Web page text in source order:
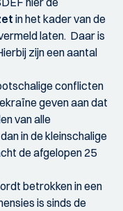
in het kader van de
laten. Daar is
zijn een aantal
conflicten
geven aan dat
van alle
in de kleinschalige
de afgelopen 25
betrokken in een
is sinds de